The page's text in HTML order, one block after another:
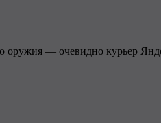
оружия — очевидно курьер